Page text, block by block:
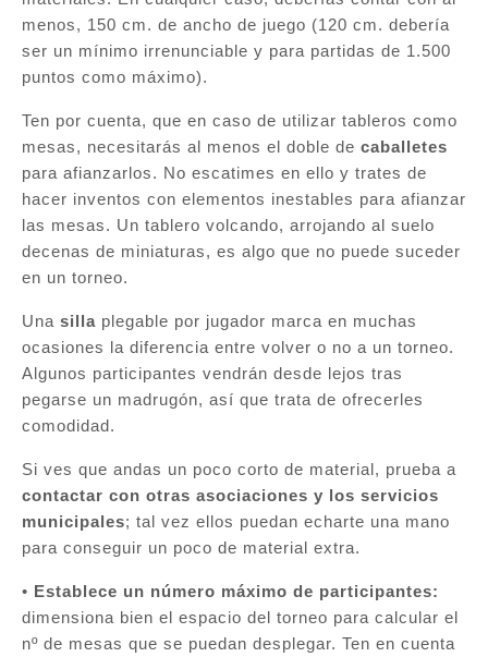
menos, 150 cm. de ancho de juego (120 cm. debería
ser un mínimo irrenunciable y para partidas de 1.500
puntos como máximo).
Ten por cuenta, que en caso de utilizar tableros como
mesas, necesitarás al menos el doble de caballetes
para afianzarlos. No escatimes en ello y trates de
hacer inventos con elementos inestables para afianzar
las mesas. Un tablero volcando, arrojando al suelo
decenas de miniaturas, es algo que no puede suceder
en un torneo.
Una silla plegable por jugador marca en muchas
ocasiones la diferencia entre volver o no a un torneo.
Algunos participantes vendrán desde lejos tras
pegarse un madrugón, así que trata de ofrecerles
comodidad.
Si ves que andas un poco corto de material, prueba a
contactar con otras asociaciones y los servicios
municipales; tal vez ellos puedan echarte una mano
para conseguir un poco de material extra.
• Establece un número máximo de participantes:
dimensiona bien el espacio del torneo para calcular el
nº de mesas que se puedan desplegar. Ten en cuenta